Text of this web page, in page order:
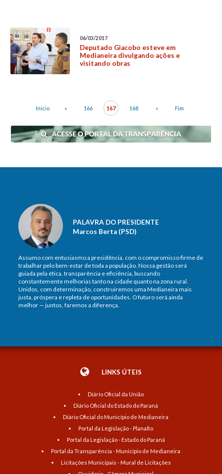
06/03/2017
Deputado Giacobo esteve em
Medianeira divulgando ações e
visitando obras
Inicio « 166 167 168 » Fim
PALAVRA DO PRESIDENTE
Marcos Berta (PSD)
Assumo com entusiasmo a presidência, com o compromisso firme de
trabalhar pelo bem-estar de toda a população. Nossa gestão será
guiada pela ética, transparência e eficiência, buscando
constantemente melhorias tanto na cidade quanto na zona rural.
Unidos, com determinação, construiremos uma Medianeira mais
justa, próspera e repleta de oportunidades. O futuro será ainda
melhor — juntos, faremos a diferença.
LINKS ÚTEIS
Diário Oficial da União
Diário Oficial do Estado do Paraná
Diário Oficial do Município de Medianeira
Portal da Legislação - Planalto
Portal da Legislação - Estado do Paraná
Portal da Transparência - Município de Medianeira
Licitações Municipais - Mural de Licitações